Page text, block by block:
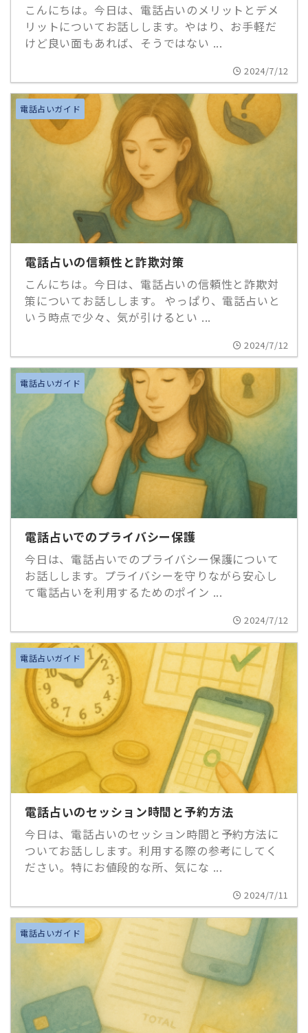
こんにちは。今日は、電話占いのメリットとデメ
リットについてお話しします。やはり、お手軽だ
けど良い面もあれば、そうではない ...
2024/7/12
電話占いガイド
電話占いの信頼性と詐欺対策
こんにちは。今日は、電話占いの信頼性と詐欺対
策についてお話しします。 やっぱり、電話占いと
いう時点で少々、気が引けるとい ...
2024/7/12
電話占いガイド
電話占いでのプライバシー保護
今日は、電話占いでのプライバシー保護について
お話しします。プライバシーを守りながら安心し
て電話占いを利用するためのポイン ...
2024/7/12
電話占いガイド
電話占いのセッション時間と予約方法
今日は、電話占いのセッション時間と予約方法に
ついてお話しします。利用する際の参考にしてく
ださい。特にお値段的な所、気にな ...
2024/7/11
電話占いガイド